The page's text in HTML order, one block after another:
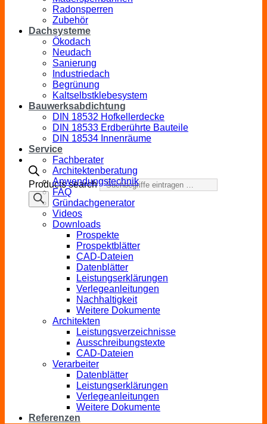
Products search
Radonsperren
Zubehör
Dachsysteme
Ökodach
Neudach
Sanierung
Industriedach
Begrünung
Kaltselbstklebesystem
Bauwerksabdichtung
DIN 18532 Hofkellerdecke
DIN 18533 Erdberührte Bauteile
DIN 18534 Innenräume
Service
Fachberater
Architektenberatung
Anwendungstechnik
FAQ
Gründachgenerator
Videos
Downloads
Prospekte
Prospektblätter
CAD-Dateien
Datenblätter
Leistungserklärungen
Verlegeanleitungen
Nachhaltigkeit
Weitere Dokumente
Architekten
Leistungsverzeichnisse
Ausschreibungstexte
CAD-Dateien
Verarbeiter
Datenblätter
Leistungserklärungen
Verlegeanleitungen
Weitere Dokumente
Referenzen